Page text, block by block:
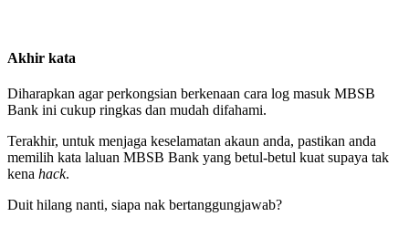
Akhir kata
Diharapkan agar perkongsian berkenaan cara log masuk MBSB
Bank ini cukup ringkas dan mudah difahami.
Terakhir, untuk menjaga keselamatan akaun anda, pastikan anda
memilih kata laluan MBSB Bank yang betul-betul kuat supaya tak
kena hack.
Duit hilang nanti, siapa nak bertanggungjawab?